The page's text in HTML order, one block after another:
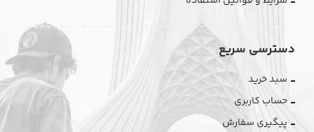
دسترسی سریع
سبد خرید
حساب کاربری
پیگیری سفارش